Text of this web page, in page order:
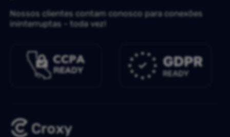
Nossos clientes contam conosco para conexões
ininterruptas - toda vez!